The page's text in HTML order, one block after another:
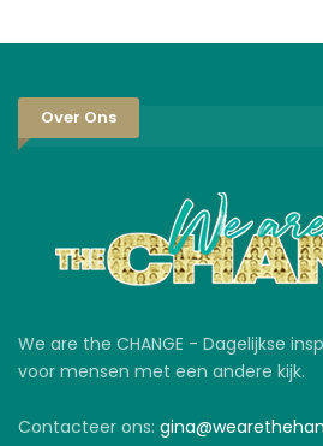
Over Ons
We are the CHANGE - Dagelijkse
voor mensen met een andere kijk.
Contacteer ons: